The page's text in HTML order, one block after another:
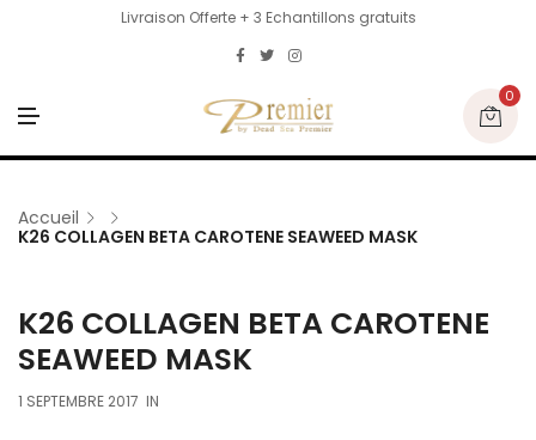
Livraison Offerte + 3 Echantillons gratuits
N
U
0
Accueil
K26 COLLAGEN BETA CAROTENE SEAWEED MASK
K26 COLLAGEN BETA CAROTENE
SEAWEED MASK
1 SEPTEMBRE 2017 IN